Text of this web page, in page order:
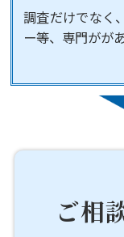
調査だけでなく
ー等、専門がが
ご相